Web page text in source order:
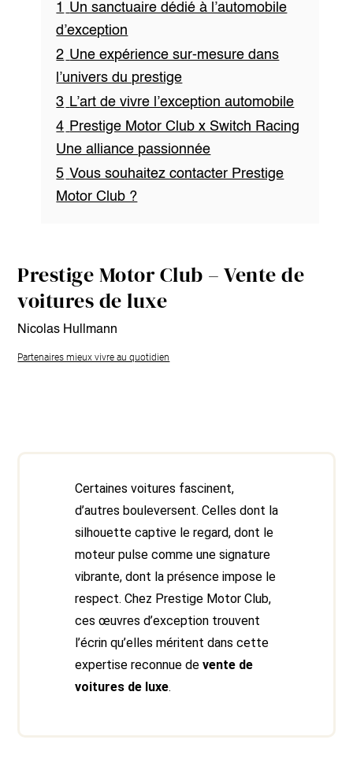
1
Un sanctuaire dédié à l’automobile
d’exception
2 Une expérience sur-mesure dans
l’univers du prestige
3 L’art de vivre l’exception automobile
4 Prestige Motor Club x Switch Racing
Une alliance passionnée
5 Vous souhaitez contacter Prestige
Motor Club ?
Prestige Motor Club – Vente de
voitures de luxe
Nicolas Hullmann
Partenaires mieux vivre au quotidien
Certaines voitures fascinent,
d’autres bouleversent. Celles dont la
silhouette captive le regard, dont le
moteur pulse comme une signature
vibrante, dont la présence impose le
respect. Chez Prestige Motor Club,
ces œuvres d’exception trouvent
l’écrin qu’elles méritent dans cette
expertise reconnue devente de
voitures de luxe.